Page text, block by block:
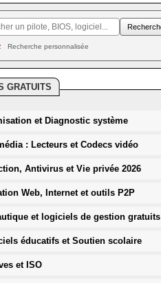
Recherche personnalisée
GRATUITS
et Diagnostic système
: Lecteurs et Codecs vidéo
Antivirus et Vie privée 2026
Web, Internet et outils P2P
et logiciels de gestion gratuits
éducatifs et Soutien scolaire
et ISO